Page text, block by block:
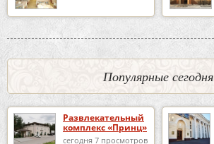
Популярные сегодня
Развлекательный
комплекс «Принц»
сегодня 7 просмотров